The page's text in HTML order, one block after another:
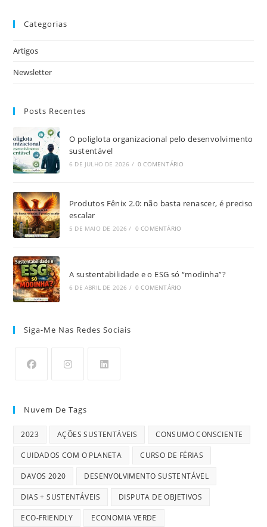
Categorias
Artigos
Newsletter
Posts Recentes
O poliglota organizacional pelo desenvolvimento
sustentável
6 DE JULHO DE 2026 / 0 COMENTÁRIO
Produtos Fênix 2.0: não basta renascer, é preciso
escalar
5 DE MAIO DE 2026 / 0 COMENTÁRIO
A sustentabilidade e o ESG só “modinha”?
6 DE ABRIL DE 2026 / 0 COMENTÁRIO
Siga-Me Nas Redes Sociais
Nuvem De Tags
2023 AÇÕES SUSTENTÁVEIS CONSUMO CONSCIENTE
CUIDADOS COM O PLANETA CURSO DE FÉRIAS
DAVOS 2020 DESENVOLVIMENTO SUSTENTÁVEL
DIAS + SUSTENTÁVEIS DISPUTA DE OBJETIVOS
ECO-FRIENDLY ECONOMIA VERDE